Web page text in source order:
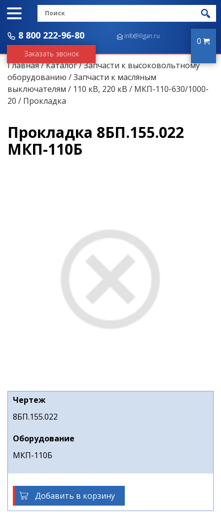
8 800 222-96-80
Заказать звонок
info@iligan.ru 0
Главная/Каталог/Запчасти к высоковольтному
оборудованию /Запчасти к масляным
выключателям / 110 кВ, 220 кВ / МКП-110-630/1000-
20 / Прокладка
Прокладка 8БП.155.022
МКП-110Б
Чертеж
8БП.155.022
Оборудование
МКП-110Б
Добавить в корзину